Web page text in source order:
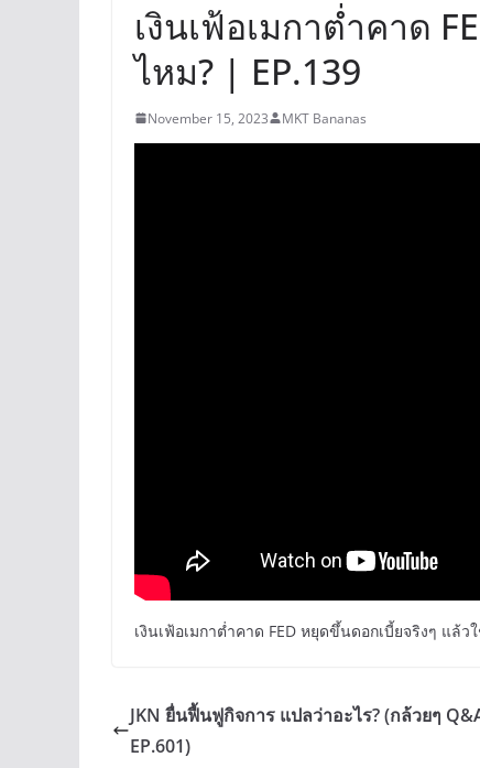
เงินเฟ้อเมกาต่ำคาด
ไหม? | EP.139
November 15, 2023 MKT Bananas
เงินเฟ้อเมกาต่ำคาด FED หยุดขึ้นดอกเบี้ยจริงๆ แล้ว
JKN ยื่นฟื้นฟูกิจการ แปลว่าอะไร? (กล้วยๆ
EP.601)